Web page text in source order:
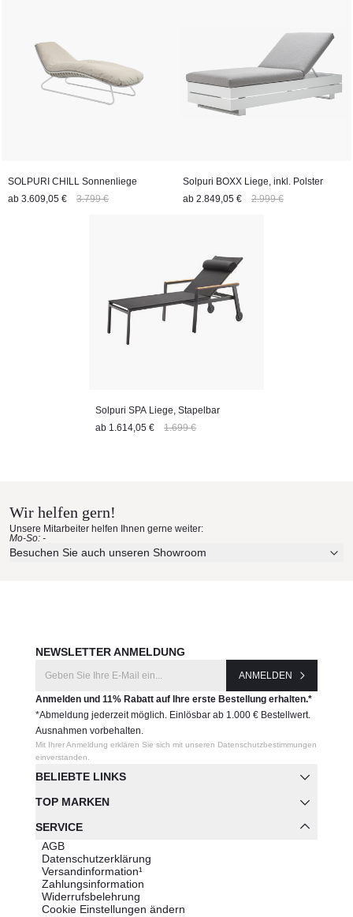
SOLPURI CHILL Sonnenliege
ab 3.609,05 € 3.799 €
Solpuri BOXX Liege, inkl. Polster
ab 2.849,05 € 2.999 €
Solpuri SPA Liege, Stapelbar
ab 1.614,05 € 1.699 €
Wir helfen gern!
Unsere Mitarbeiter helfen Ihnen gerne weiter:
Mo-So: -
Besuchen Sie auch unseren Showroom
BELIEBTE LINKS
TOP MARKEN
SERVICE
AGB
Datenschutzerklärung
Versandinformation¹
Zahlungsinformation
Widerrufsbelehrung
Cookie Einstellungen ändern
NEWSLETTER ANMELDUNG
ANMELDEN
Anmelden und 11% Rabatt auf Ihre erste Bestellung erhalten.*
*Abmeldung jederzeit möglich. Einlösbar ab 1.000 € Bestellwert.
Ausnahmen vorbehalten.
Mit Ihrer Anmeldung erklären Sie sich mit unseren Datenschutzbestimmungen
einverstanden.